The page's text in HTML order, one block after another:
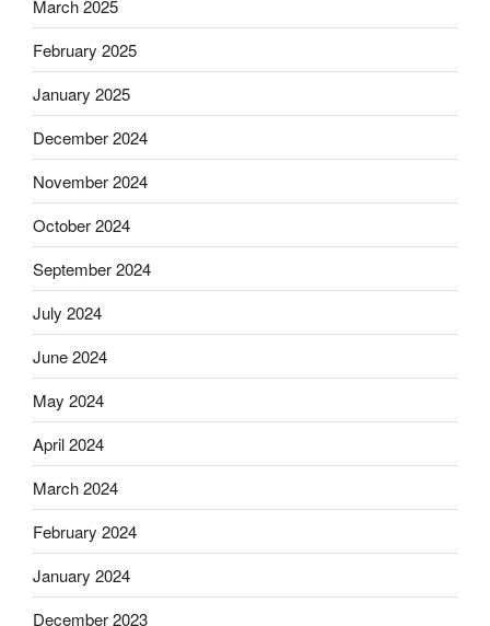
March 2025
February 2025
January 2025
December 2024
November 2024
October 2024
September 2024
July 2024
June 2024
May 2024
April 2024
March 2024
February 2024
January 2024
December 2023